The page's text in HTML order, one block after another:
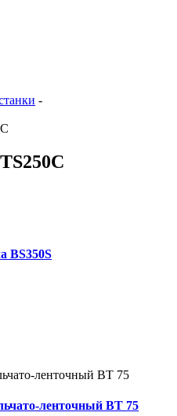
-
BS350S
ленточный BT 75